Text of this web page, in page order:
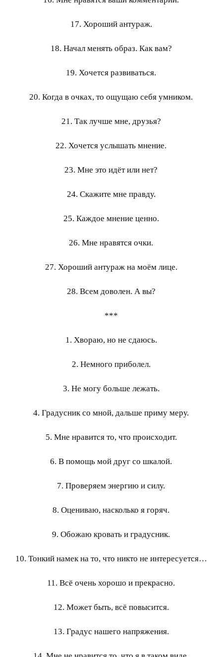
17. Хороший антураж.
18. Начал менять образ. Как вам?
19. Хочется развиваться.
20. Когда в очках, то ощущаю себя умником.
21. Так лучше мне, друзья?
22. Хочется услышать мнение.
23. Мне это идёт или нет?
24. Скажите мне правду.
25. Каждое мнение ценно.
26. Мне нравятся очки.
27. Хороший антураж на моём лице.
28. Всем доволен. А вы?
***
1. Хвораю, но не сдаюсь.
2. Немного приболел.
3. Не могу больше лежать.
4. Градусник со мной, дальше приму меру.
5. Мне нравится то, что происходит.
6. В помощь мой друг со шкалой.
7. Проверяем энергию и силу.
8. Оцениваю, насколько я горяч.
9. Обожаю кровать и градусник.
10. Тонкий намек на то, что никто не интересуется…
11. Всё очень хорошо и прекрасно.
12. Может быть, всё повысится.
13. Градус нашего напряжения.